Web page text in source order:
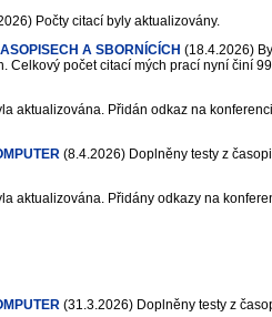
Počty citací byly aktualizovány.
A SBORNÍCÍCH (18.4.2026)
Celkový počet citací mých prací nyní činí
aktualizována. Přidán odkaz na
(8.4.2026) Doplněny testy z
aktualizována. Přidány odkazy na
(31.3.2026) Doplněny testy z